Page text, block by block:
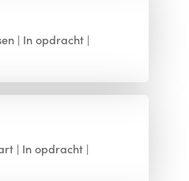
In opdracht
In opdracht